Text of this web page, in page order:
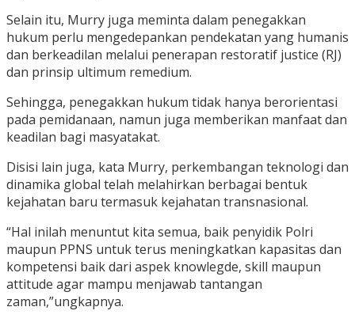
Selain itu, Murry juga meminta dalam penegakkan
hukum perlu mengedepankan pendekatan yang humanis
dan berkeadilan melalui penerapan restoratif justice (RJ)
dan prinsip ultimum remedium.
Sehingga, penegakkan hukum tidak hanya berorientasi
pada pemidanaan, namun juga memberikan manfaat dan
keadilan bagi masyatakat.
Disisi lain juga, kata Murry, perkembangan teknologi dan
dinamika global telah melahirkan berbagai bentuk
kejahatan baru termasuk kejahatan transnasional.
“Hal inilah menuntut kita semua, baik penyidik Polri
maupun PPNS untuk terus meningkatkan kapasitas dan
kompetensi baik dari aspek knowlegde, skill maupun
attitude agar mampu menjawab tantangan
zaman,”ungkapnya.